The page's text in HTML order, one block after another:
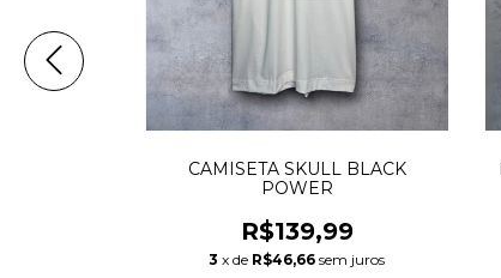
CAMISETA SKULL BLACK
POWER
R$139,99
3 x de R$46,66 sem juros